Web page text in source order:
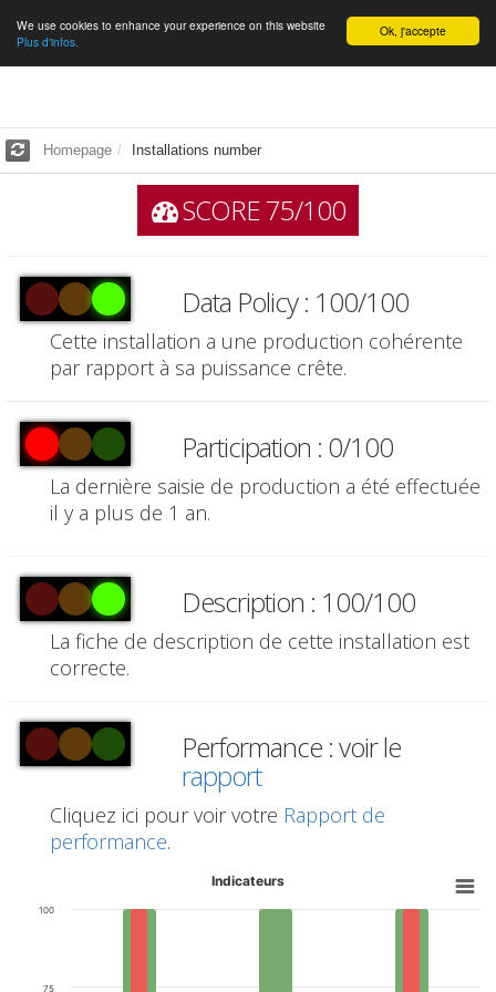
English Ok, j'accepte
We use cookies to enhance your experience on this website
Plus d'infos.
Homepage Installations number
SCORE 75/100
Data Policy : 100/100
Cette installation a une production cohérente
par rapport à sa puissance crête.
Participation : 0/100
La dernière saisie de production a été effectuée
il y a plus de 1 an.
Description : 100/100
La fiche de description de cette installation est
correcte.
Performance : voir le
rapport
Cliquez ici pour voir votre Rapport de
performance.
Indicateurs
75
100